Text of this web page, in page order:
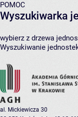
POMOC
Wyszukiwarka
wybierz z drzewa
Wyszukiwanie
al. Mickiewicza 30